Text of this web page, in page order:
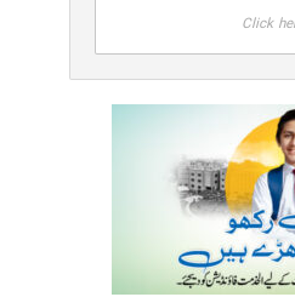
Click